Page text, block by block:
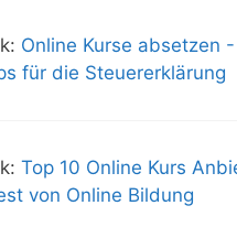
Online Kurse absetzen
für die Steuererklärung
Top 10 Online Kurs
von Online Bildung